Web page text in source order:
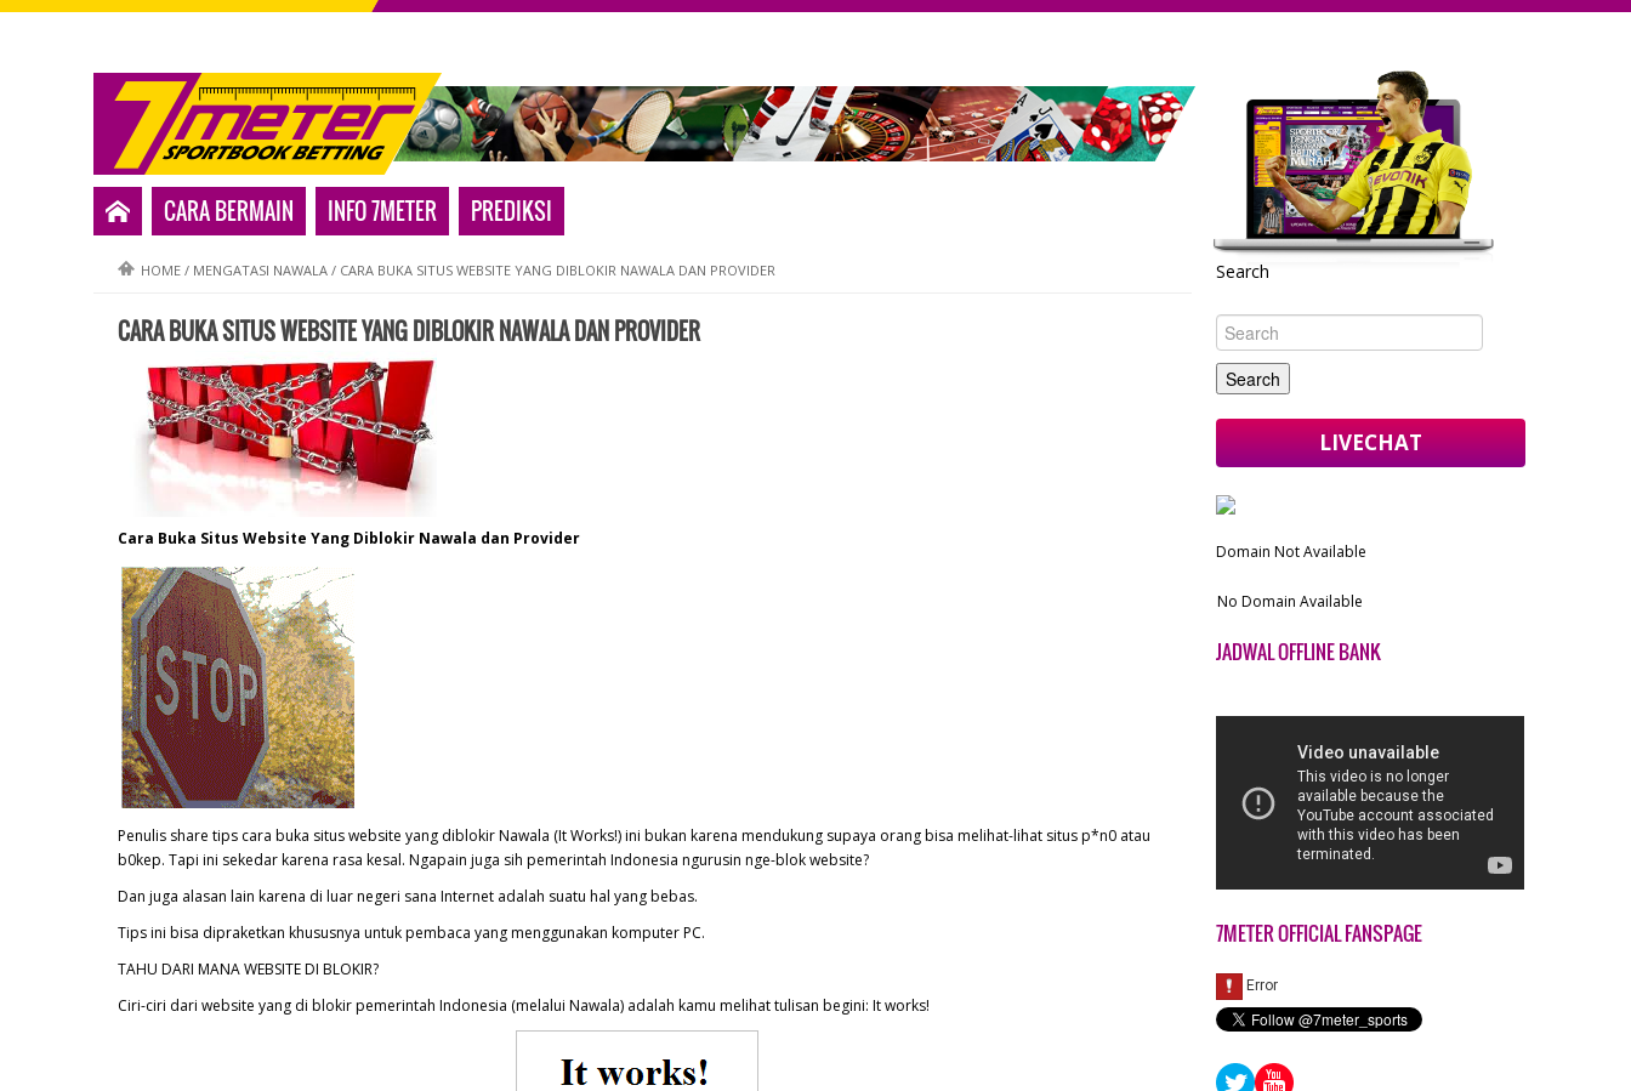
CARA BERMAIN INFO 7METER PREDIKSI
HOME / MENGATASI NAWALA / CARA BUKA SITUS WEBSITE YANG DIBLOKIR NAWALA DAN PROVIDER
CARA BUKA SITUS WEBSITE YANG DIBLOKIR NAWALA DAN PROVIDER
Cara Buka Situs Website Yang Diblokir Nawala dan Provider
Penulis share tips cara buka situs website yang diblokir Nawala (It Works!) ini bukan karena mendukung supaya orang bisa melihat-lihat situs p*n0 atau
b0kep. Tapi ini sekedar karena rasa kesal. Ngapain juga sih pemerintah Indonesia ngurusin nge-blok website?
Dan juga alasan lain karena di luar negeri sana Internet adalah suatu hal yang bebas.
Tips ini bisa dipraketkan khususnya untuk pembaca yang menggunakan komputer PC.
TAHU DARI MANA WEBSITE DI BLOKIR?
Ciri-ciri dari website yang di blokir pemerintah Indonesia (melalui Nawala) adalah kamu melihat tulisan begini: It works!
Search
LIVECHAT
Domain Not Available
No Domain Available
JADWAL OFFLINE BANK
7METER OFFICIAL FANSPAGE